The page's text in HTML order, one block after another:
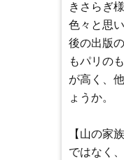
きさらぎ
色々と思
後の出版
もパリの
が高く、
ょうか。
【山の家
ではなく